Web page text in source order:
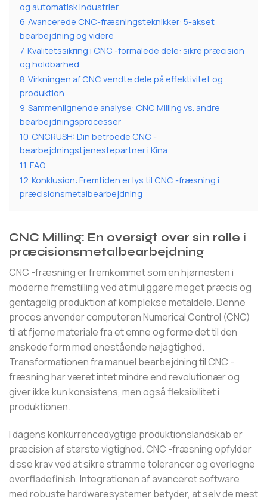
og automatisk industrier
6 Avancerede CNC-fræsningsteknikker: 5-akset
bearbejdning og videre
7 Kvalitetssikring i CNC -formalede dele: sikre præcision
og holdbarhed
8 Virkningen af ​​CNC vendte dele på effektivitet og
produktion
9 Sammenlignende analyse: CNC Milling vs. andre
bearbejdningsprocesser
10 CNCRUSH: Din betroede CNC -
bearbejdningstjenestepartner i Kina
11 FAQ
12 Konklusion: Fremtiden er lys til CNC -fræsning i
præcisionsmetalbearbejdning
CNC Milling: En oversigt over sin rolle i
præcisionsmetalbearbejdning
CNC -fræsning er fremkommet som en hjørnesten i
moderne fremstilling ved at muliggøre meget præcis og
gentagelig produktion af komplekse metaldele. Denne
proces anvender computeren Numerical Control (CNC)
til at fjerne materiale fra et emne og forme det til den
ønskede form med enestående nøjagtighed.
Transformationen fra manuel bearbejdning til CNC -
fræsning har været intet mindre end revolutionær og
giver ikke kun konsistens, men også fleksibilitet i
produktionen.
I dagens konkurrencedygtige produktionslandskab er
præcision af største vigtighed. CNC -fræsning opfylder
disse krav ved at sikre stramme tolerancer og overlegne
overfladefinish. Integrationen af ​​avanceret software
med robuste hardwaresystemer betyder, at selv de mest